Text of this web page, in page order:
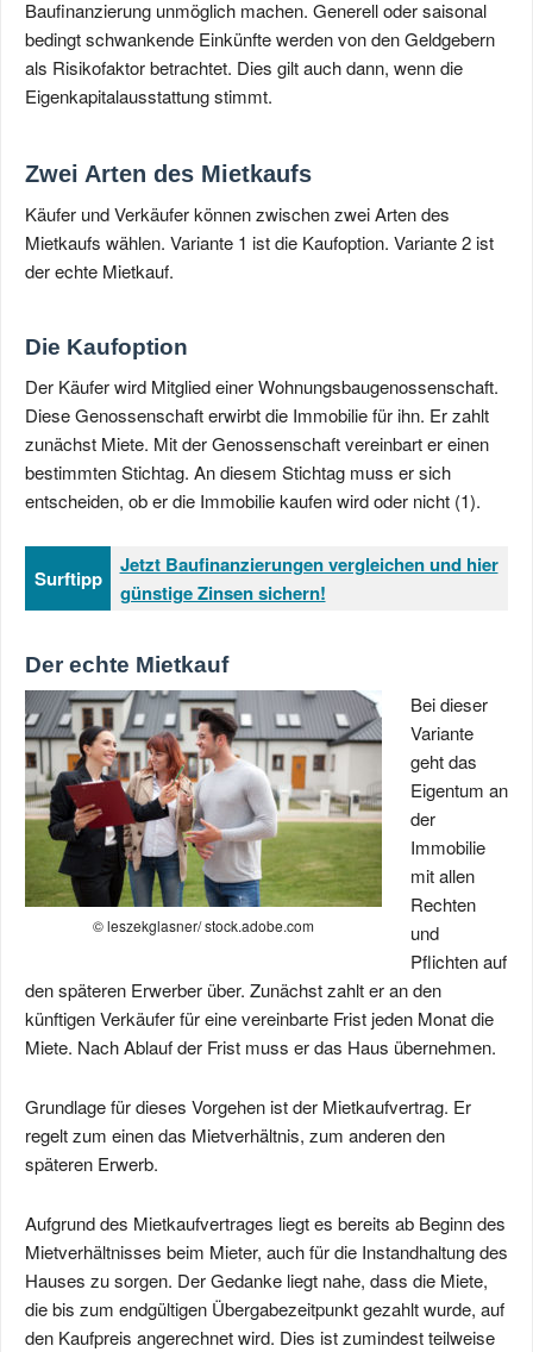
Baufinanzierung unmöglich machen. Generell oder saisonal
bedingt schwankende Einkünfte werden von den Geldgebern
als Risikofaktor betrachtet. Dies gilt auch dann, wenn die
Eigenkapitalausstattung stimmt.
Zwei Arten des Mietkaufs
Käufer und Verkäufer können zwischen zwei Arten des
Mietkaufs wählen. Variante 1 ist die Kaufoption. Variante 2 ist
der echte Mietkauf.
Die Kaufoption
Der Käufer wird Mitglied einer Wohnungsbaugenossenschaft.
Diese Genossenschaft erwirbt die Immobilie für ihn. Er zahlt
zunächst Miete. Mit der Genossenschaft vereinbart er einen
bestimmten Stichtag. An diesem Stichtag muss er sich
entscheiden, ob er die Immobilie kaufen wird oder nicht (1).
Surftipp
Jetzt Baufinanzierungen vergleichen und hier
günstige Zinsen sichern!
Der echte Mietkauf
© leszekglasner/ stock.adobe.com
Bei dieser
Variante
geht das
Eigentum an
der
Immobilie
mit allen
Rechten
und
Pflichten auf
den späteren Erwerber über. Zunächst zahlt er an den
künftigen Verkäufer für eine vereinbarte Frist jeden Monat die
Miete. Nach Ablauf der Frist muss er das Haus übernehmen.
Grundlage für dieses Vorgehen ist der Mietkaufvertrag. Er
regelt zum einen das Mietverhältnis, zum anderen den
späteren Erwerb.
Aufgrund des Mietkaufvertrages liegt es bereits ab Beginn des
Mietverhältnisses beim Mieter, auch für die Instandhaltung des
Hauses zu sorgen. Der Gedanke liegt nahe, dass die Miete,
die bis zum endgültigen Übergabezeitpunkt gezahlt wurde, auf
den Kaufpreis angerechnet wird. Dies ist zumindest teilweise